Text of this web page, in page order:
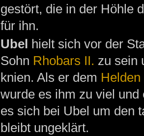
gestört, die in der Höhle
für ihn.
Ubel hielt sich vor der
Sohn Rhobars II. zu sein
knien. Als er dem Helden
wurde es ihm zu viel
es sich bei Ubel um den
bleibt ungeklärt.